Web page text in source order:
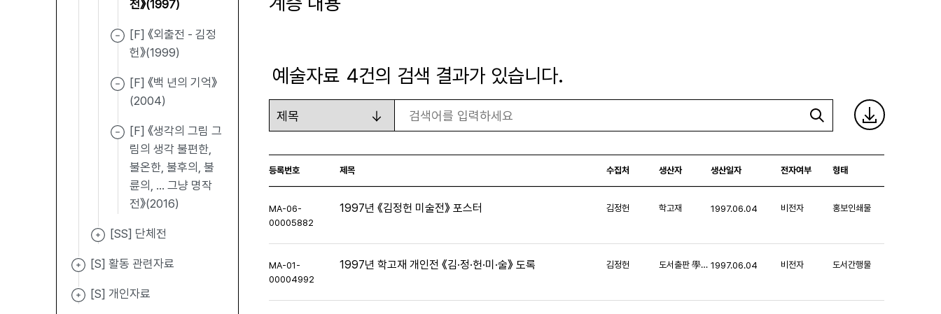
전》(1997)
[F] 《외출전 - 김정
헌》(1999)
[F] 《백 년의 기억》
(2004)
[F] 《생각의 그림 그
림의 생각 불편한,
불온한, 불후의, 불
륜의, ... 그냥 명작
전》(2016)
[SS] 단체전
[S] 활동 관련자료
[S] 개인자료
예술자료 4건의 검색 결과가 있습니다.
검색
등록번호 제목 수집처 생산자 생산일자 전자여부 형태
MA-06-
00005882
1997년 《김정헌 미술전》 포스터 김정헌 학고재 1997.06.04 비전자 홍보인쇄물
MA-01-
00004992
1997년 학고재 개인전 《김·정·헌·미·술》 도록 김정헌 도서출판 學古齎(학고재) 1997.06.04 비전자 도서간행물